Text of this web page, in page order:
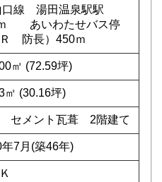
口線 湯田温泉駅駅
あいわたせバス停
Ｒ 防長）450ｍ
㎡ (72.59坪)
㎡ (30.16坪)
セメント瓦葺 2階建て
年7月(築46年)